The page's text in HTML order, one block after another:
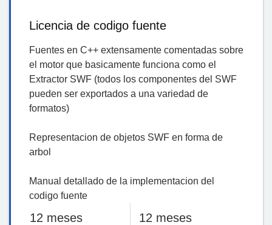
Licencia de codigo fuente
Fuentes en C++ extensamente comentadas sobre
el motor que basicamente funciona como el
Extractor SWF (todos los componentes del SWF
pueden ser exportados a una variedad de
formatos)
Representacion de objetos SWF en forma de
arbol
Manual detallado de la implementacion del
codigo fuente
12 meses 12 meses